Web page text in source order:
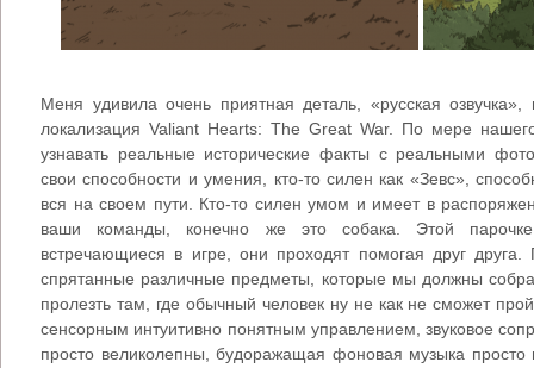
Меня удивила очень приятная деталь, «русская озвучка»,
локализация Valiant Hearts: The Great War. По мере
узнавать реальные исторические факты с реальными
свои способности и умения, кто-то силен как «Зевс»,
вся на своем пути. Кто-то силен умом и имеет в
ваши команды, конечно же это собака. Этой
встречающиеся в игре, они проходят помогая друг
спрятанные различные предметы, которые мы должны
пролезть там, где обычный человек ну не как не сможет
сенсорным интуитивно понятным управлением, звуковое
просто великолепны, будоражащая фоновая музыка просто